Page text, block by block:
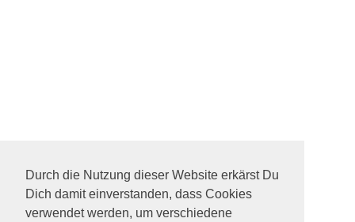
Durch die Nutzung dieser Website erkärst Du
Dich damit einverstanden, dass Cookies
verwendet werden, um verschiedene